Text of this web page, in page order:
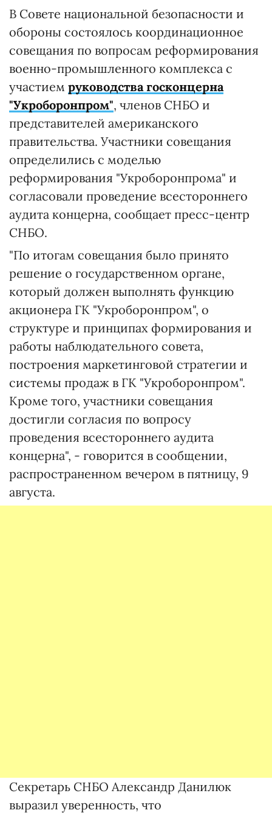
В Совете национальной безопасности и
обороны состоялось координационное
совещания по вопросам реформирования
военно-промышленного комплекса с
участием руководства госконцерна
"Укроборонпром", членов СНБО и
представителей американского
правительства. Участники совещания
определились с моделью
реформирования "Укроборонпрома" и
согласовали проведение всестороннего
аудита концерна, сообщает пресс-центр
СНБО.
"По итогам совещания было принято
решение о государственном органе,
который должен выполнять функцию
акционера ГК "Укроборонпром", о
структуре и принципах формирования и
работы наблюдательного совета,
построения маркетинговой стратегии и
системы продаж в ГК "Укроборонпром".
Кроме того, участники совещания
достигли согласия по вопросу
проведения всестороннего аудита
концерна", - говорится в сообщении,
распространенном вечером в пятницу, 9
августа.
Секретарь СНБО Александр Данилюк
выразил уверенность, что